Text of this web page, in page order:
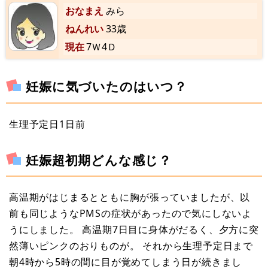
おなまえ みら
ねんれい33歳
現在7Ｗ4Ｄ
妊娠に気づいたのはいつ？
生理予定日1日前
妊娠超初期どんな感じ？
高温期がはじまるとともに胸が張っていましたが、以
前も同じようなPMSの症状があったので気にしないよ
うにしました。 高温期7日目に身体がだるく、夕方に突
然薄いピンクのおりものが。 それから生理予定日まで
朝4時から5時の間に目が覚めてしまう日が続きまし